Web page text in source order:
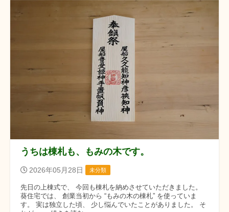
うちは棟札も、もみの木です。
2026年05月28日 未分類
先日の上棟式で、 今回も棟札を納めさせていただきました。
葵住宅では、 創業当初から “もみの木の棟札” を使っていま
す。 実は独立した頃、 少し悩んでいたことがありました。 そ